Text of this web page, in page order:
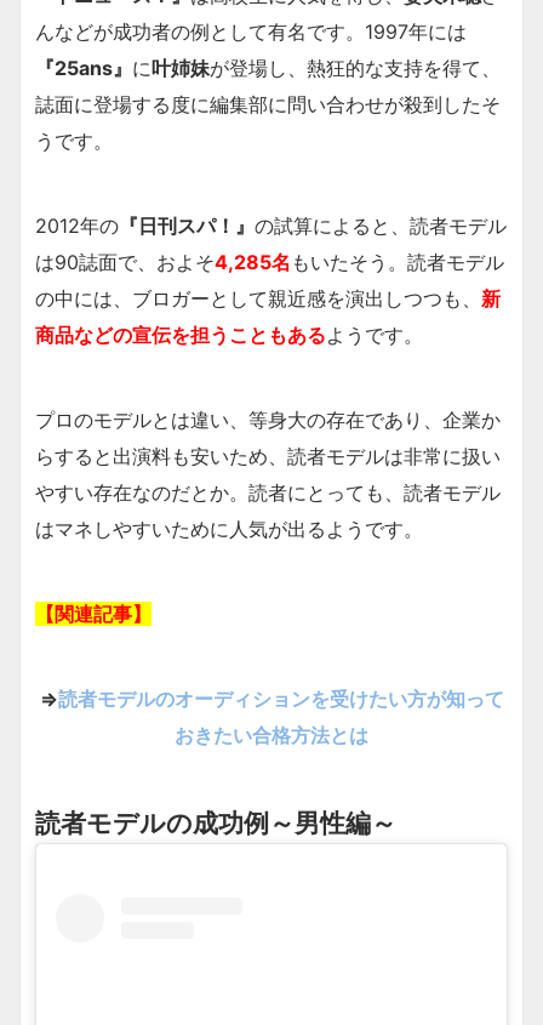
んなどが成功者の例として有名です。1997年には
『25ans』 に叶姉妹が登場し、熱狂的な支持を得て、
誌面に登場する度に編集部に問い合わせが殺到したそ
うです。
2012年の 『日刊スパ！』 の試算によると、読者モデル
は90誌面で、およそ4,285名 もいたそう。読者モデル
の中には、ブロガーとして親近感を演出しつつも、 新
商品などの宣伝を担うこともあるようです。
プロのモデルとは違い、等身大の存在であり、企業か
らすると出演料も安いため、読者モデルは非常に扱い
やすい存在なのだとか。読者にとっても、読者モデル
はマネしやすいために人気が出るようです。
【関連記事】
⇒読者モデルのオーディションを受けたい方が知って
おきたい合格方法とは
読者モデルの成功例～男性編～